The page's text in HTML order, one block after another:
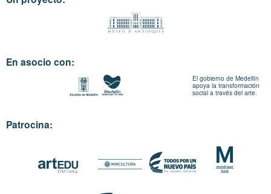
En asocio con:
El gobierno de Medellín
apoya la transformación
social a través del arte.
Patrocina: